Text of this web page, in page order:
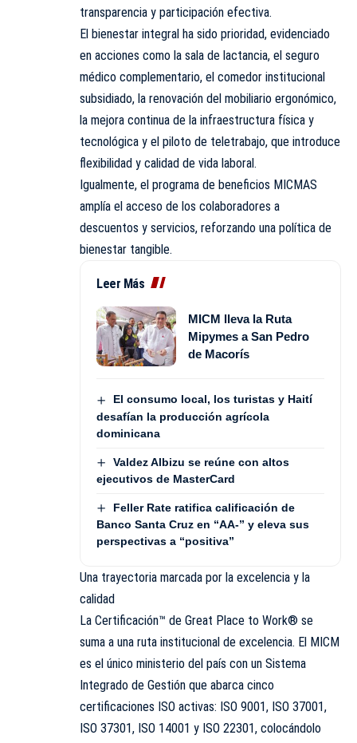
transparencia y participación efectiva.
El bienestar integral ha sido prioridad, evidenciado
en acciones como la sala de lactancia, el seguro
médico complementario, el comedor institucional
subsidiado, la renovación del mobiliario ergonómico,
la mejora continua de la infraestructura física y
tecnológica y el piloto de teletrabajo, que introduce
flexibilidad y calidad de vida laboral.
Igualmente, el programa de beneficios MICMAS
amplía el acceso de los colaboradores a
descuentos y servicios, reforzando una política de
bienestar tangible.
Leer Más
MICM lleva la Ruta
Mipymes a San Pedro
de Macorís
El consumo local, los turistas y Haití
desafían la producción agrícola
dominicana
Valdez Albizu se reúne con altos
ejecutivos de MasterCard
Feller Rate ratifica calificación de
Banco Santa Cruz en “AA-” y eleva sus
perspectivas a “positiva”
Una trayectoria marcada por la excelencia y la
calidad
La Certificación™ de Great Place to Work® se
suma a una ruta institucional de excelencia. El MICM
es el único ministerio del país con un Sistema
Integrado de Gestión que abarca cinco
certificaciones ISO activas: ISO 9001, ISO 37001,
ISO 37301, ISO 14001 y ISO 22301, colocándolo